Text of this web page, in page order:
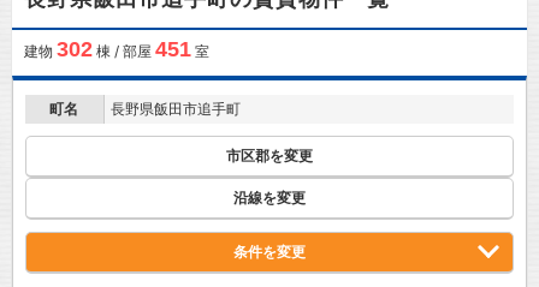
建物 302棟 / 部屋 451室
町名 長野県飯田市追手町
市区郡を変更
沿線を変更
条件を変更